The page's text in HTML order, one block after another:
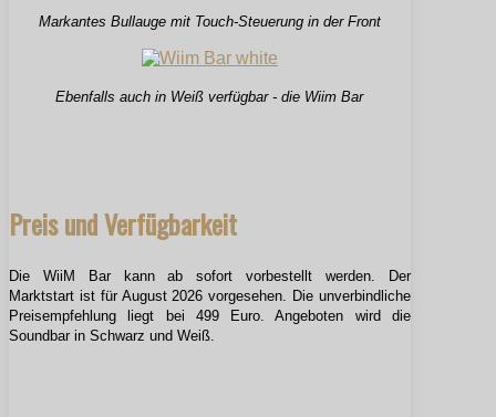
Markantes Bullauge mit Touch-Steuerung in der Front
Ebenfalls auch in Weiß verfügbar - die Wiim Bar
Preis und Verfügbarkeit
Die WiiM Bar kann ab sofort vorbestellt werden. Der
Marktstart ist für August 2026 vorgesehen. Die unverbindliche
Preisempfehlung liegt bei 499 Euro. Angeboten wird die
Soundbar in Schwarz und Weiß.